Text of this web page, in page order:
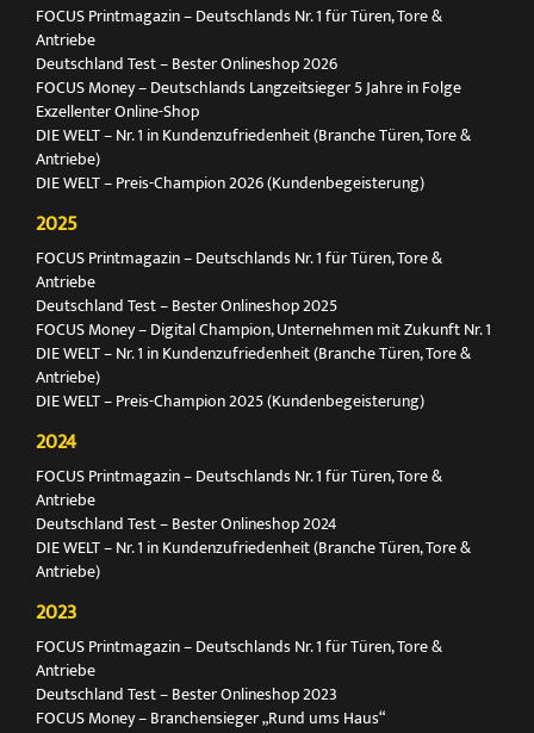
FOCUS Printmagazin – Deutschlands Nr. 1 für Türen, Tore &
Antriebe
Deutschland Test – Bester Onlineshop 2026
FOCUS Money – Deutschlands Langzeitsieger 5 Jahre in Folge
Exzellenter Online-Shop
DIE WELT – Nr. 1 in Kundenzufriedenheit (Branche Türen, Tore &
Antriebe)
DIE WELT – Preis-Champion 2026 (Kundenbegeisterung)
2025
FOCUS Printmagazin – Deutschlands Nr. 1 für Türen, Tore &
Antriebe
Deutschland Test – Bester Onlineshop 2025
FOCUS Money – Digital Champion, Unternehmen mit Zukunft Nr. 1
DIE WELT – Nr. 1 in Kundenzufriedenheit (Branche Türen, Tore &
Antriebe)
DIE WELT – Preis-Champion 2025 (Kundenbegeisterung)
2024
FOCUS Printmagazin – Deutschlands Nr. 1 für Türen, Tore &
Antriebe
Deutschland Test – Bester Onlineshop 2024
DIE WELT – Nr. 1 in Kundenzufriedenheit (Branche Türen, Tore &
Antriebe)
2023
FOCUS Printmagazin – Deutschlands Nr. 1 für Türen, Tore &
Antriebe
Deutschland Test – Bester Onlineshop 2023
FOCUS Money – Branchensieger „Rund ums Haus“